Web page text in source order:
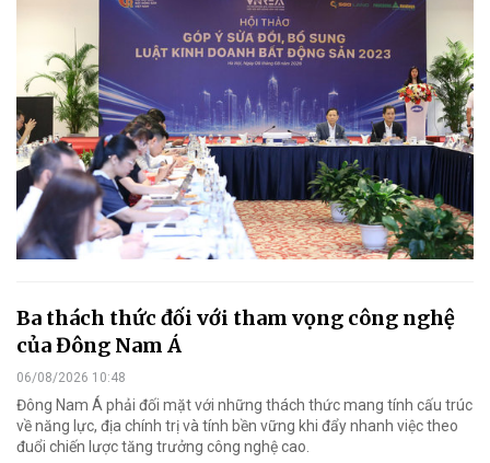
Ba thách thức đối với tham vọng công nghệ
của Đông Nam Á
06/08/2026 10:48
Đông Nam Á phải đối mặt với những thách thức mang tính cấu trúc
về năng lực, địa chính trị và tính bền vững khi đẩy nhanh việc theo
đuổi chiến lược tăng trưởng công nghệ cao.